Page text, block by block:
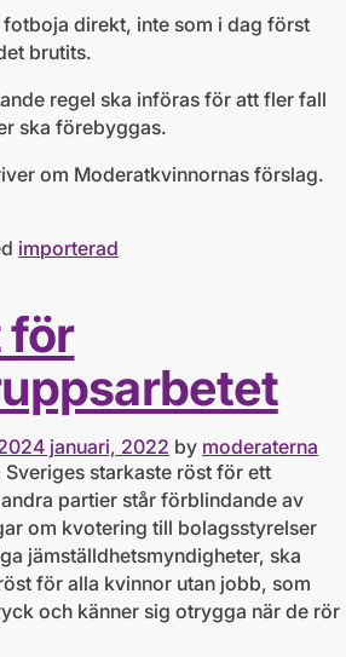
direkt, inte som i dag först
brutits.
regel ska införas för att fler fall
ska förebyggas.
om Moderatkvinnornas förslag.
importerad
för
24 januari, 2022 by moderaterna
starkaste röst för ett
partier står förblindande av
om kvotering till bolagsstyrelser
jämställdhetsmyndigheter, ska
för alla kvinnor utan jobb, som
och känner sig otrygga när de rör